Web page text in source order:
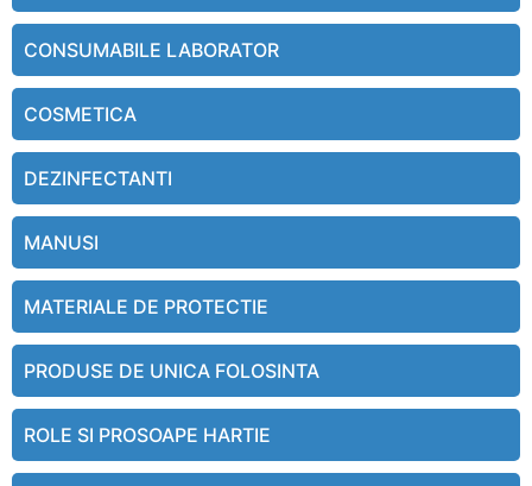
CONSUMABILE LABORATOR
COSMETICA
DEZINFECTANTI
MANUSI
MATERIALE DE PROTECTIE
PRODUSE DE UNICA FOLOSINTA
ROLE SI PROSOAPE HARTIE